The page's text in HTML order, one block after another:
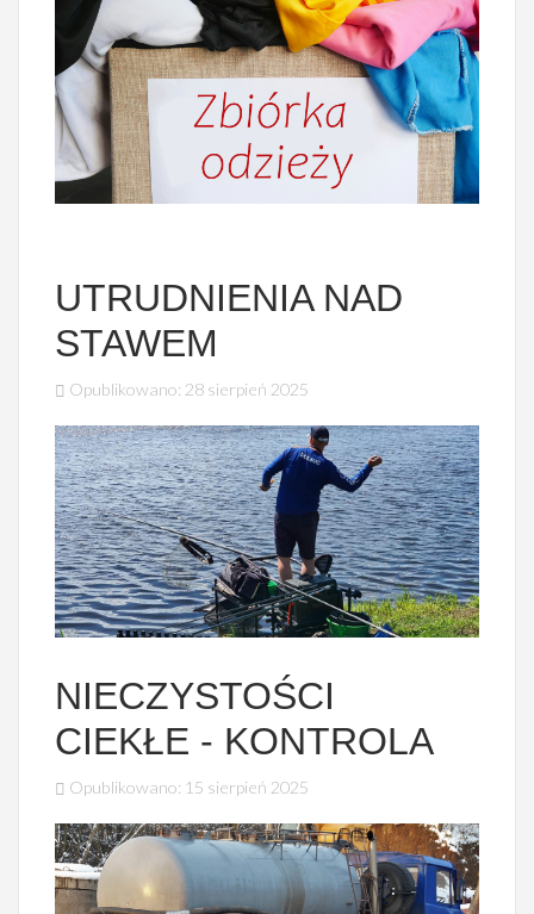
UTRUDNIENIA NAD
STAWEM
Opublikowano: 28 sierpień 2025
NIECZYSTOŚCI
CIEKŁE - KONTROLA
Opublikowano: 15 sierpień 2025